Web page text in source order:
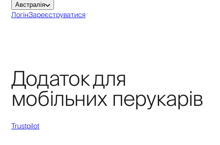
Австралія
ЛогінЗареєструватися
Додаток для
мобільних перукарів
Trustpilot